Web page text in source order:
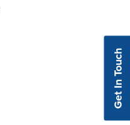
Get In Touch